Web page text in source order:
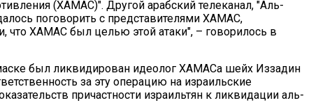
(ХАМАС)". Другой арабский телеканал, "Аль-
поговорить с представителями ХАМАС,
ХАМАС был целью этой атаки", – говорилось в
был ликвидирован идеолог ХАМАСа шейх Иззадин
за эту операцию на израильские
причастности израильтян к ликвидации аль-